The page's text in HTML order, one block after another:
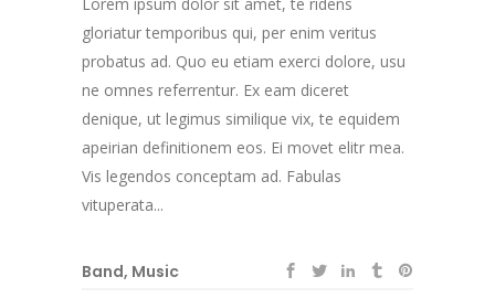
gloriatur temporibus qui, per enim veritus
probatus ad. Quo eu etiam exerci dolore, usu
ne omnes referrentur. Ex eam diceret
denique, ut legimus similique vix, te equidem
apeirian definitionem eos. Ei movet elitr mea.
Vis legendos conceptam ad. Fabulas
vituperata...
Band, Music